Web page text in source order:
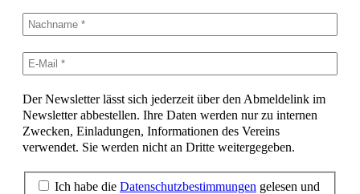
Der Newsletter lässt sich jederzeit über den Abmeldelink im
Newsletter abbestellen. Ihre Daten werden nur zu internen
Zwecken, Einladungen, Informationen des Vereins
verwendet. Sie werden nicht an Dritte weitergegeben.
Ich habe die Datenschutzbestimmungen gelesen und